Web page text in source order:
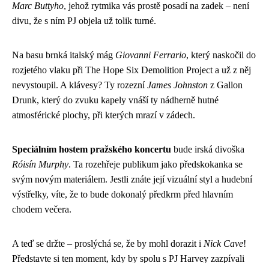
Marc Buttyho, jehož rytmika vás prostě posadí na zadek – není
divu, že s ním PJ objela už tolik turné.
Na basu brnká italský mág Giovanni Ferrario, který naskočil do
rozjetého vlaku při The Hope Six Demolition Project a už z něj
nevystoupil. A klávesy? Ty rozezníJames Johnston z Gallon
Drunk, který do zvuku kapely vnáší ty nádherně hutné
atmosférické plochy, při kterých mrazí v zádech.
Speciálním hostem pražského koncertu bude irská divoška
Róisín Murphy. Ta rozehřeje publikum jako předskokanka se
svým novým materiálem. Jestli znáte její vizuální styl a hudební
výstřelky, víte, že to bude dokonalý předkrm před hlavním
chodem večera.
A teď se držte – proslýchá se, že by mohl dorazit i Nick Cave!
Představte si ten moment, kdy by spolu s PJ Harvey zazpívali